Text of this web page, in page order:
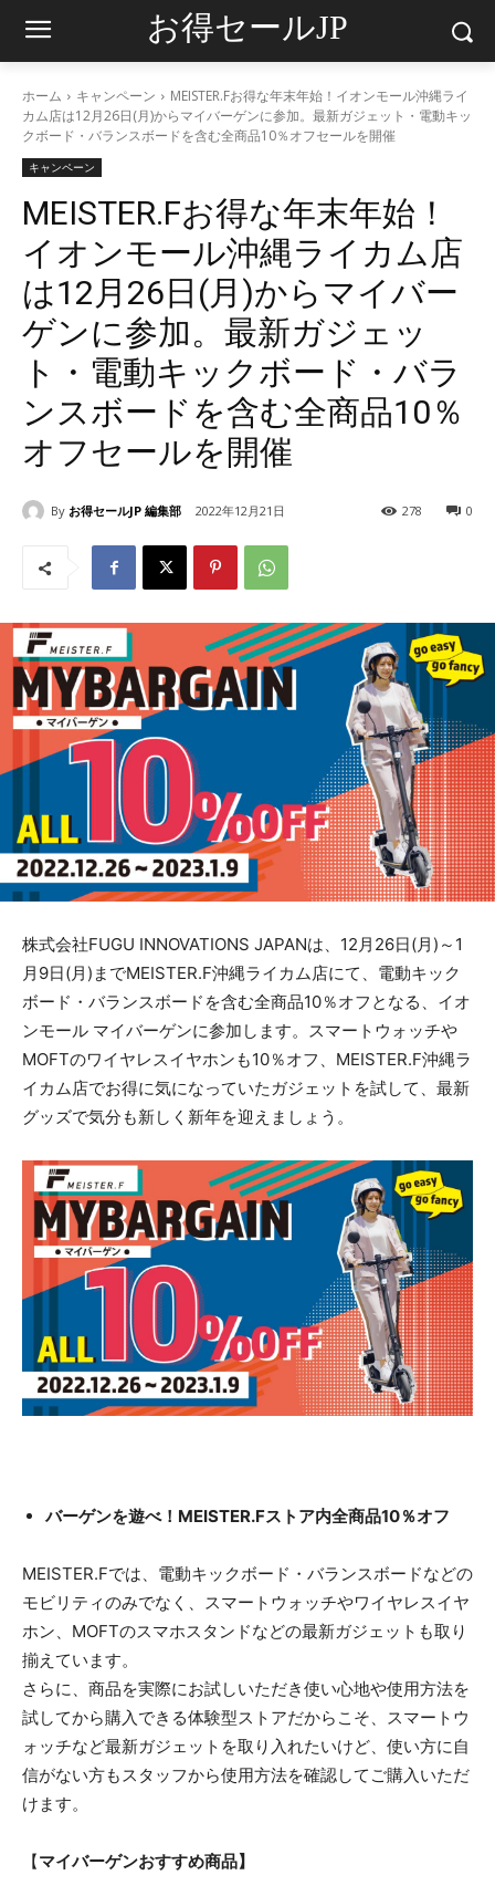
お得セールJP
ホーム キャンペーン
MEISTER.Fお得な年末年始！イオンモール沖縄ライ
カム店は12月26日(月)からマイバーゲンに参加。最新ガジェット・電動キッ
クボード・バランスボードを含む全商品10％オフセールを開催
キャンペーン
MEISTER.Fお得な年末年始！
イオンモール沖縄ライカム店
は12月26日(月)からマイバー
ゲンに参加。最新ガジェッ
ト・電動キックボード・バラ
ンスボードを含む全商品10％
オフセールを開催
By お得セールJP 編集部 2022年12月21日 0
278
株式会社FUGU INNOVATIONS JAPANは、12月26日(月)～1
月9日(月)までMEISTER.F沖縄ライカム店にて、電動キック
ボード・バランスボードを含む全商品10％オフとなる、イオ
ンモール マイバーゲンに参加します。スマートウォッチや
MOFTのワイヤレスイヤホンも10％オフ、MEISTER.F沖縄ラ
イカム店でお得に気になっていたガジェットを試して、最新
グッズで気分も新しく新年を迎えましょう。
バーゲンを遊べ！MEISTER.Fストア内全商品10％オフ
MEISTER.Fでは、電動キックボード・バランスボードなどの
モビリティのみでなく、スマートウォッチやワイヤレスイヤ
ホン、MOFTのスマホスタンドなどの最新ガジェットも取り
揃えています。
さらに、商品を実際にお試しいただき使い心地や使用方法を
試してから購入できる体験型ストアだからこそ、スマートウ
ォッチなど最新ガジェットを取り入れたいけど、使い方に自
信がない方もスタッフから使用方法を確認してご購入いただ
けます。
【​マイバーゲンおすすめ商品】